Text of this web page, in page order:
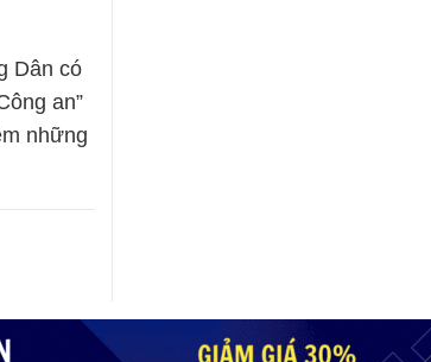
Dân có
an”
những